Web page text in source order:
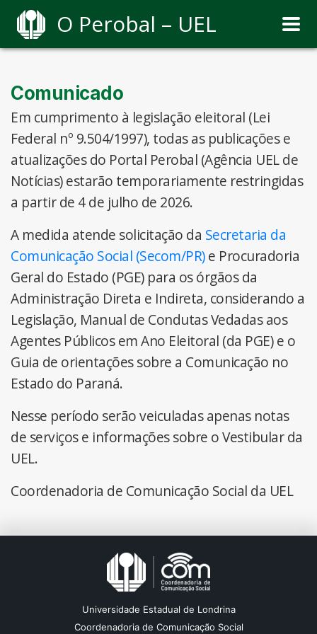
O Perobal – UEL
Comunicado
Em cumprimento à legislação eleitoral (Lei
Federal nº 9.504/1997), todas as publicações e
atualizações do Portal Perobal (Agência UEL de
Notícias) estarão temporariamente restringidas
a partir de 4 de julho de 2026.
A medida atende solicitação da Secretaria da
Comunicação Social (Secom/PR)e Procuradoria
Geral do Estado (PGE) para os órgãos da
Administração Direta e Indireta, considerando a
Legislação, Manual de Condutas Vedadas aos
Agentes Públicos em Ano Eleitoral (da PGE) e o
Guia de orientações sobre a Comunicação no
Estado do Paraná.
Nesse período serão veiculadas apenas notas
de serviços e informações sobre o Vestibular da
UEL.
Coordenadoria de Comunicação Social da UEL
Universidade Estadual de Londrina
Coordenadoria de Comunicação Social